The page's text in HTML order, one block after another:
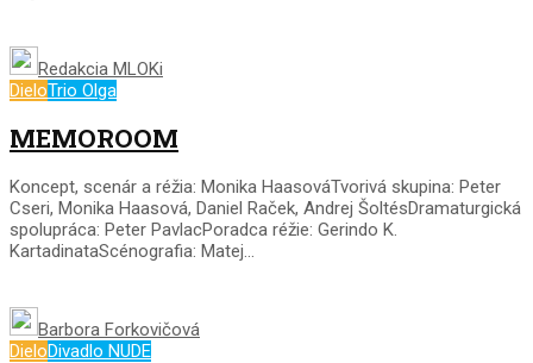
Redakcia MLOKi
DieloTrio Olga
MEMOROOM
Koncept, scenár a réžia: Monika HaasováTvorivá skupina: Peter
Cseri, Monika Haasová, Daniel Raček, Andrej ŠoltésDramaturgická
spolupráca: Peter PavlacPoradca réžie: Gerindo K.
KartadinataScénografia: Matej...
Barbora Forkovičová
DieloDivadlo NUDE